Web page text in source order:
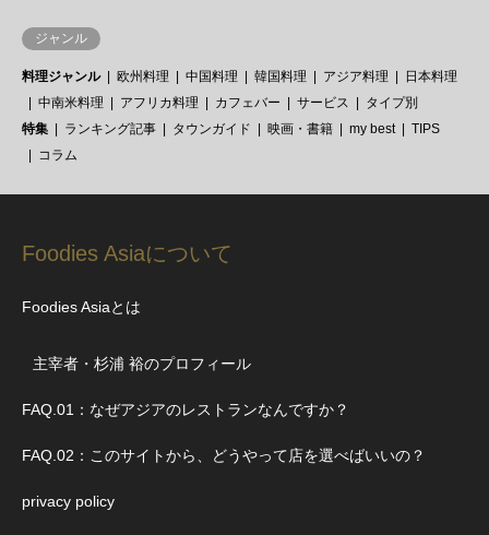
ジャンル
料理ジャンル 欧州料理 中国料理 韓国料理 アジア料理
日本料理
中南米料理
アフリカ料理 カフェバー サービス
タイプ別
特集
ランキング記事 タウンガイド 映画・書籍 my best
TIPS
コラム
Foodies Asiaについて
Foodies Asiaとは
主宰者・杉浦 裕のプロフィール
FAQ.01：なぜアジアのレストランなんですか？
FAQ.02：このサイトから、どうやって店を選べばいいの？
privacy policy